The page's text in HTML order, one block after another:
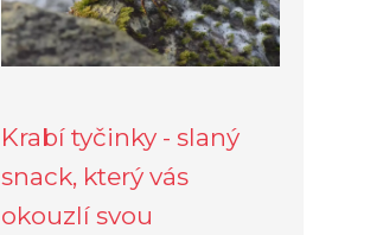
Krabí tyčinky - slaný
snack, který vás
okouzlí svou